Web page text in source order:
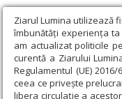
Ziarul Lumina utilizează
îmbunătăți experiența ta
am actualizat politicile
curentă a Ziarului
Regulamentul (UE)
ceea ce privește
libera circulație a